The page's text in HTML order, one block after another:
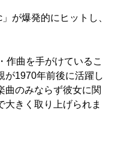
が爆発的にヒットし、
作曲を手がけているこ
が1970年前後に活躍し
曲のみならず彼女に関
大きく取り上げられま